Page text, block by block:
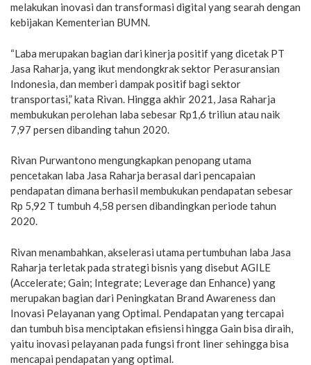
melakukan inovasi dan transformasi digital yang searah dengan
kebijakan Kementerian BUMN.
“Laba merupakan bagian dari kinerja positif yang dicetak PT
Jasa Raharja, yang ikut mendongkrak sektor Perasuransian
Indonesia, dan memberi dampak positif bagi sektor
transportasi,” kata Rivan. Hingga akhir 2021, Jasa Raharja
membukukan perolehan laba sebesar Rp1,6 triliun atau naik
7,97 persen dibanding tahun 2020.
Rivan Purwantono mengungkapkan penopang utama
pencetakan laba Jasa Raharja berasal dari pencapaian
pendapatan dimana berhasil membukukan pendapatan sebesar
Rp 5,92 T tumbuh 4,58 persen dibandingkan periode tahun
2020.
Rivan menambahkan, akselerasi utama pertumbuhan laba Jasa
Raharja terletak pada strategi bisnis yang disebut AGILE
(Accelerate; Gain; Integrate; Leverage dan Enhance) yang
merupakan bagian dari Peningkatan Brand Awareness dan
Inovasi Pelayanan yang Optimal. Pendapatan yang tercapai
dan tumbuh bisa menciptakan efisiensi hingga Gain bisa diraih,
yaitu inovasi pelayanan pada fungsi front liner sehingga bisa
mencapai pendapatan yang optimal.